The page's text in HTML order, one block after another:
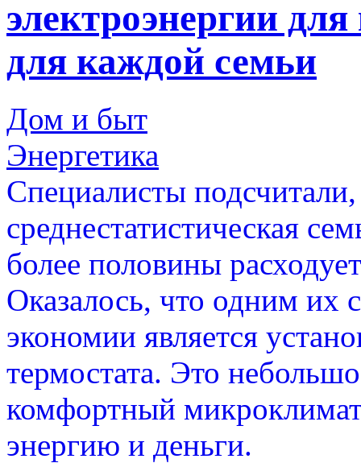
электроэнергии
для каждой семьи
Дом и быт
Энергетика
Специалисты
среднестатистическая
более половины
Оказалось, что одним их
экономии является
термостата. Это
комфортный
энергию и деньги.